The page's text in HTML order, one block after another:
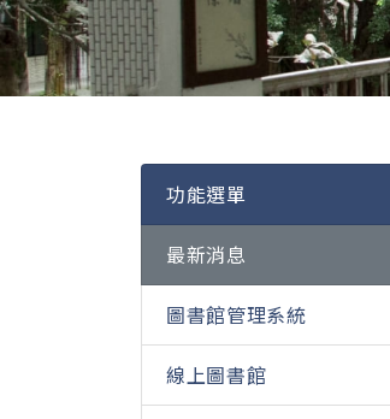
功能選單
最新消息
圖書館管理系統
線上圖書館